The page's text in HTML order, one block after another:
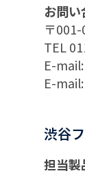
お問
〒
TEL
E-mail:
E-mail:
渋谷
担当製